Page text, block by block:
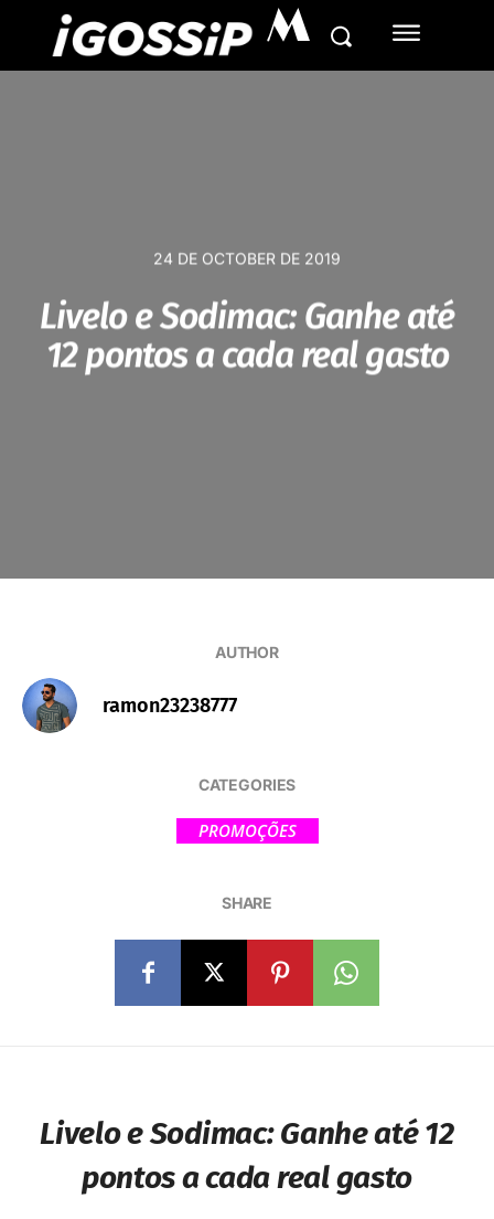
M
24 DE OCTOBER DE 2019
Livelo e Sodimac: Ganhe até
12 pontos a cada real gasto
AUTHOR
ramon23238777
CATEGORIES
PROMOÇÕES
SHARE
Livelo e Sodimac: Ganhe até 12
pontos a cada real gasto